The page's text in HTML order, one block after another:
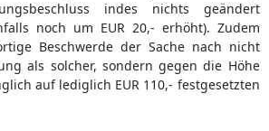
indes nichts geändert
noch um EUR 20,- erhöht). Zudem
Beschwerde der Sache nach nicht
als solcher, sondern gegen die Höhe
auf lediglich EUR 110,- festgesetzten